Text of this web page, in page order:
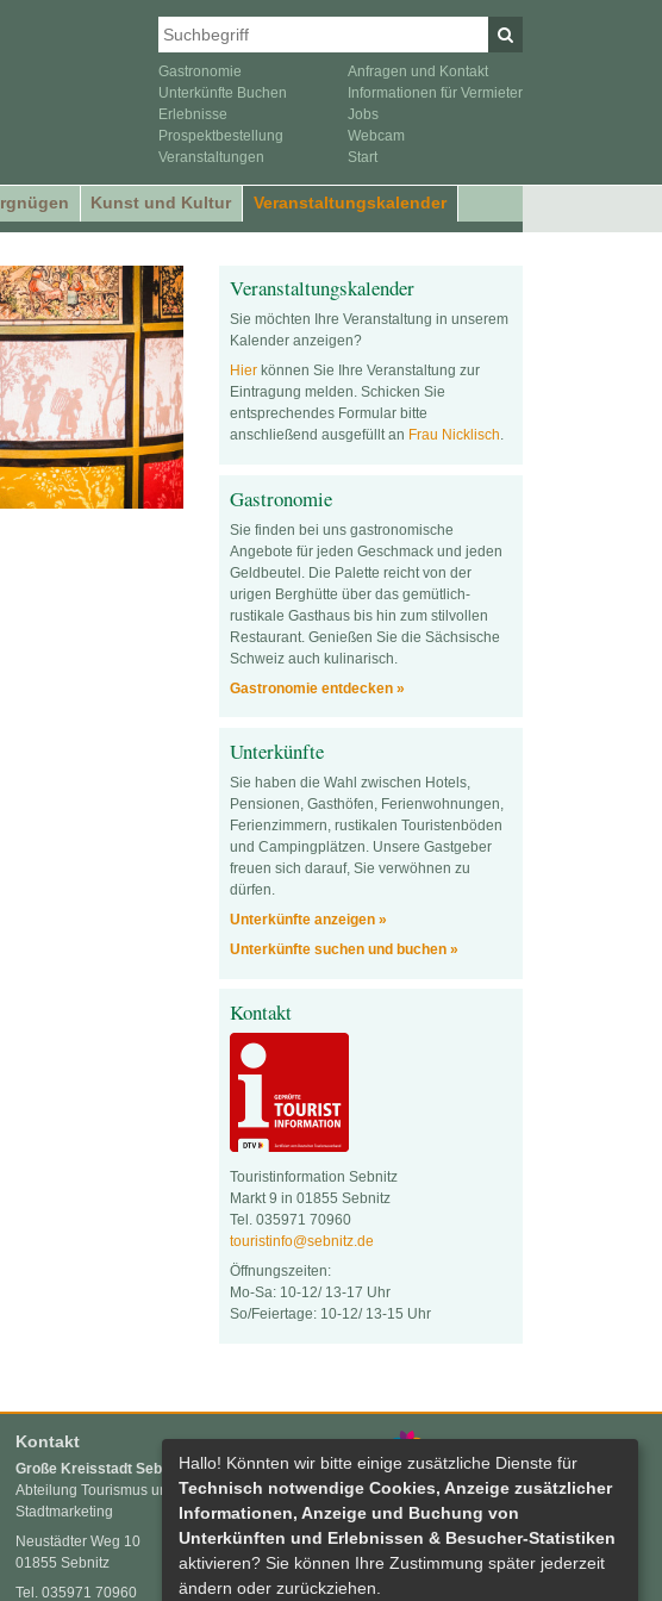
Gastronomie
Unterkünfte Buchen
Erlebnisse
Prospektbestellung
Veranstaltungen
Anfragen und Kontakt
Informationen für Vermieter
Jobs
Webcam
Start
Kunst und Kultur Veranstaltungskalender
Veranstaltungskalender
Sie möchten Ihre Veranstaltung in unserem
Kalender anzeigen?
Hierkönnen Sie Ihre Veranstaltung zur
Eintragung melden. Schicken Sie
entsprechendes Formular bitte
anschließend ausgefüllt an Frau Nicklisch.
Gastronomie
Sie finden bei uns gastronomische
Angebote für jeden Geschmack und jeden
Geldbeutel. Die Palette reicht von der
urigen Berghütte über das gemütlich-
rustikale Gasthaus bis hin zum stilvollen
Restaurant. Genießen Sie die Sächsische
Schweiz auch kulinarisch.
Gastronomie entdecken »
Unterkünfte
Sie haben die Wahl zwischen Hotels,
Pensionen, Gasthöfen, Ferienwohnungen,
Ferienzimmern, rustikalen Touristenböden
und Campingplätzen. Unsere Gastgeber
freuen sich darauf, Sie verwöhnen zu
dürfen.
Unterkünfte anzeigen »
Unterkünfte suchen und buchen »
Kontakt
Touristinformation Sebnitz
Markt 9 in 01855 Sebnitz
Tel. 035971 70960
touristinfo@sebnitz.de
Öffnungszeiten:
Mo-Sa: 10-12/ 13-17 Uhr
So/Feiertage: 10-12/ 13-15 Uhr
Kontakt
Große Kreisstadt Sebnitz
Abteilung Tourismus und
Stadtmarketing
Neustädter Weg 10
01855 Sebnitz
Tel. 035971 70960
Tourismus in Sebnitz
Hallo! Könnten wir bitte einige zusätzliche Dienste für
Technisch notwendige Cookies, Anzeige zusätzlicher
Informationen, Anzeige und Buchung von
Unterkünften und Erlebnissen & Besucher-Statistiken
aktivieren? Sie können Ihre Zustimmung später jederzeit
ändern oder zurückziehen.